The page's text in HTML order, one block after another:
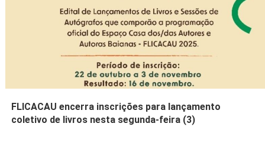
FLICACAU encerra inscrições para lançamento
coletivo de livros nesta segunda-feira (3)